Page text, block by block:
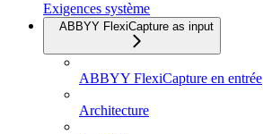
Exigences système
ABBYY FlexiCapture as input
ABBYY FlexiCapture en entrée
Architecture